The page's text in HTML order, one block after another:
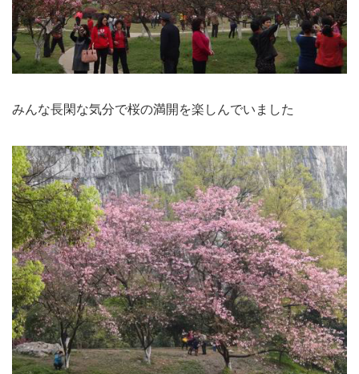
みんな長閑な気分で桜の満開を楽しんでいました